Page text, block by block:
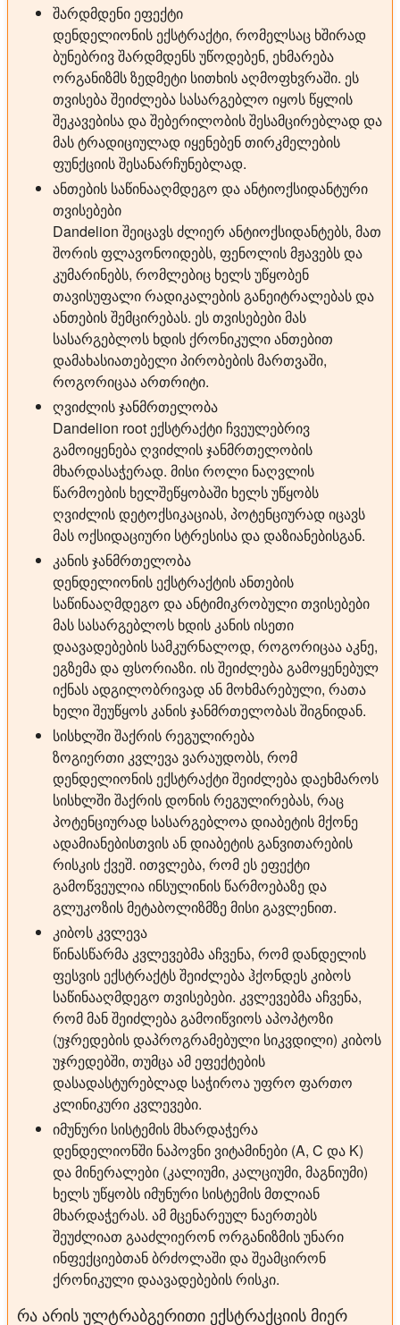
შარდმდენი ეფექტი
დენდელიონის ექსტრაქტი, რომელსაც ხშირად
ბუნებრივ შარდმდენს უწოდებენ, ეხმარება
ორგანიზმს ზედმეტი სითხის აღმოფხვრაში. ეს
თვისება შეიძლება სასარგებლო იყოს წყლის
შეკავებისა და შებერილობის შესამცირებლად და
მას ტრადიციულად იყენებენ თირკმელების
ფუნქციის შესანარჩუნებლად.
ანთების საწინააღმდეგო და ანტიოქსიდანტური
თვისებები
Dandelion შეიცავს ძლიერ ანტიოქსიდანტებს, მათ
შორის ფლავონოიდებს, ფენოლის მჟავებს და
კუმარინებს, რომლებიც ხელს უწყობენ
თავისუფალი რადიკალების განეიტრალებას და
ანთების შემცირებას. ეს თვისებები მას
სასარგებლოს ხდის ქრონიკული ანთებით
დამახასიათებელი პირობების მართვაში,
როგორიცაა ართრიტი.
ღვიძლის ჯანმრთელობა
Dandelion root ექსტრაქტი ჩვეულებრივ
გამოიყენება ღვიძლის ჯანმრთელობის
მხარდასაჭერად. მისი როლი ნაღვლის
წარმოების ხელშეწყობაში ხელს უწყობს
ღვიძლის დეტოქსიკაციას, პოტენციურად იცავს
მას ოქსიდაციური სტრესისა და დაზიანებისგან.
კანის ჯანმრთელობა
დენდელიონის ექსტრაქტის ანთების
საწინააღმდეგო და ანტიმიკრობული თვისებები
მას სასარგებლოს ხდის კანის ისეთი
დაავადებების სამკურნალოდ, როგორიცაა აკნე,
ეგზემა და ფსორიაზი. ის შეიძლება გამოყენებულ
იქნას ადგილობრივად ან მოხმარებული, რათა
ხელი შეუწყოს კანის ჯანმრთელობას შიგნიდან.
სისხლში შაქრის რეგულირება
ზოგიერთი კვლევა ვარაუდობს, რომ
დენდელიონის ექსტრაქტი შეიძლება დაეხმაროს
სისხლში შაქრის დონის რეგულირებას, რაც
პოტენციურად სასარგებლოა დიაბეტის მქონე
ადამიანებისთვის ან დიაბეტის განვითარების
რისკის ქვეშ. ითვლება, რომ ეს ეფექტი
გამოწვეულია ინსულინის წარმოებაზე და
გლუკოზის მეტაბოლიზმზე მისი გავლენით.
კიბოს კვლევა
წინასწარმა კვლევებმა აჩვენა, რომ დანდელის
ფესვის ექსტრაქტს შეიძლება ჰქონდეს კიბოს
საწინააღმდეგო თვისებები. კვლევებმა აჩვენა,
რომ მან შეიძლება გამოიწვიოს აპოპტოზი
(უჯრედების დაპროგრამებული სიკვდილი) კიბოს
უჯრედებში, თუმცა ამ ეფექტების
დასადასტურებლად საჭიროა უფრო ფართო
კლინიკური კვლევები.
იმუნური სისტემის მხარდაჭერა
დენდელიონში ნაპოვნი ვიტამინები (A, C და K)
და მინერალები (კალიუმი, კალციუმი, მაგნიუმი)
ხელს უწყობს იმუნური სისტემის მთლიან
მხარდაჭერას. ამ მცენარეულ ნაერთებს
შეუძლიათ გააძლიერონ ორგანიზმის უნარი
ინფექციებთან ბრძოლაში და შეამცირონ
ქრონიკული დაავადებების რისკი.
რა არის ულტრაბგერითი ექსტრაქციის მიერ